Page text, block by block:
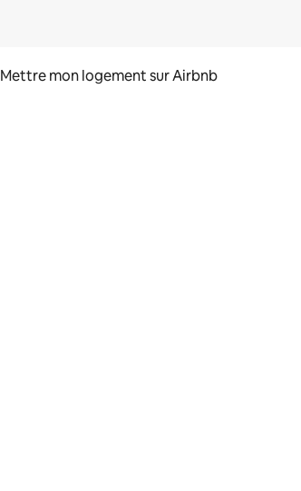
Mettre mon logement sur Airbnb